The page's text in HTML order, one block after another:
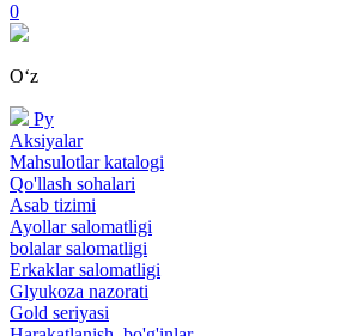
0
Oʻz
Ру
Aksiyalar
Mahsulotlar katalogi
Qo'llash sohalari
Asab tizimi
Ayollar salomatligi
bolalar salomatligi
Erkaklar salomatligi
Glyukoza nazorati
Gold seriyasi